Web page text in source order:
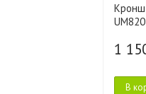
UM820
1
В